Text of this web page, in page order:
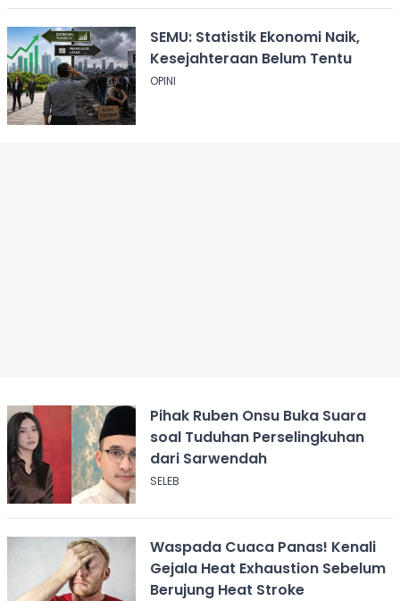
SEMU: Statistik Ekonomi Naik,
Kesejahteraan Belum Tentu
OPINI
Pihak Ruben Onsu Buka Suara
soal Tuduhan Perselingkuhan
dari Sarwendah
SELEB
Waspada Cuaca Panas! Kenali
Gejala Heat Exhaustion Sebelum
Berujung Heat Stroke